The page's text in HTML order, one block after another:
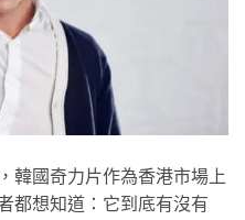
韓國奇力片作為香港市場上
都想知道：它到底有沒有